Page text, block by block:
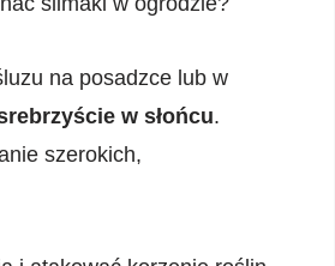
na posadzce lub w
w słońcu.
szerokich,